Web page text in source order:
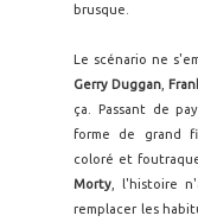
brusque.
Le scénario ne
Gerry Duggan
ça. Passant de
forme de grand
coloré et
Morty , l'histoire
remplacer les